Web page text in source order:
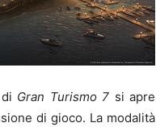
Gran Turismo 7 si apre
di gioco. La modalità